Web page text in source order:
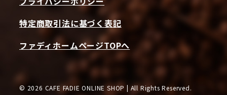
特定商取引法に基づく表記
ファディホームページTOPへ
© 2026 CAFE FADIE ONLINE SHOP | All Rights Reserved.